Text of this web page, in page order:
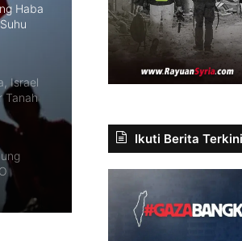
Haba
Israel
Tanah
Ikuti Berita